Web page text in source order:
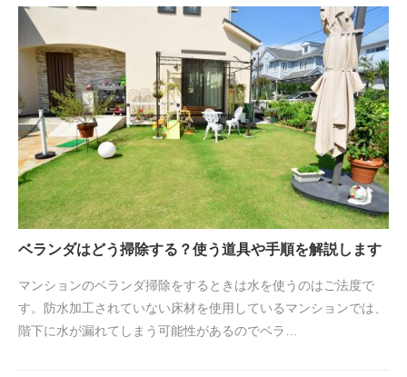
ベランダはどう掃除する？使う道具や手順を解説します
マンションのベランダ掃除をするときは水を使うのはご法度で
す。防水加工されていない床材を使用しているマンションでは、
階下に水が漏れてしまう可能性があるのでベラ…